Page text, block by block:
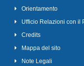
Orientamento
Ufficio Relazioni con il
Credits
Mappa del sito
Note Legali